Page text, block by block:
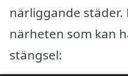
närliggande
närheten som kan
stängsel: